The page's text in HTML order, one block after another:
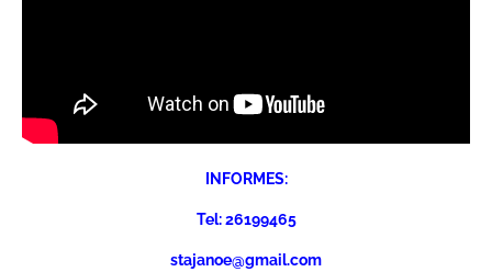
INFORMES:
Tel: 26199465
stajanoe@gmail.com